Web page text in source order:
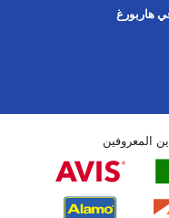
هاربورغ
المعروفين